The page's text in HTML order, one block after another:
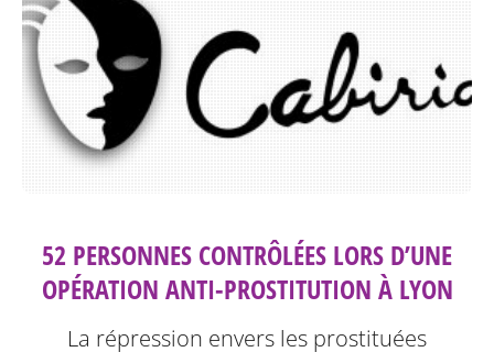
52 PERSONNES CONTRÔLÉES LORS D’UNE
OPÉRATION ANTI-PROSTITUTION À LYON
La répression envers les prostituées